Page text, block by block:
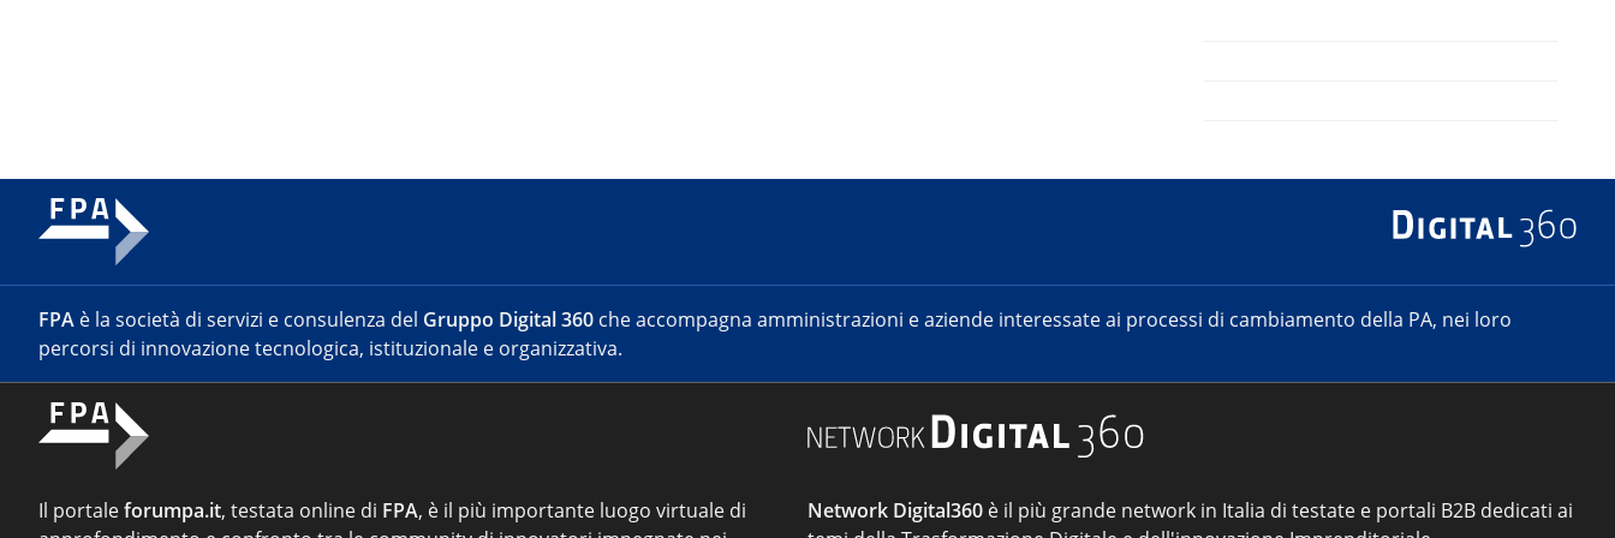
FPA è la società di servizi e consulenza del Gruppo Digital 360 che accompagna amministrazioni e aziende interessate ai processi di cambiamento della PA, nei loro
percorsi di innovazione tecnologica, istituzionale e organizzativa.
Il portaleforumpa.it, testata online di FPA, è il più importante luogo virtuale di
Network Digital360 è il più grande network in Italia di testate e portali B2B dedicati ai